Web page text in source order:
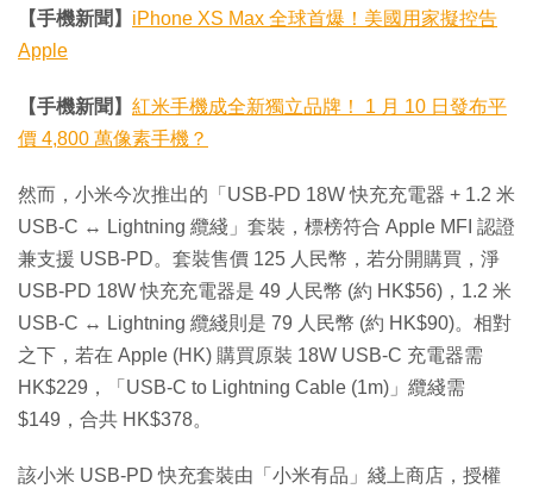
【手機新聞】 iPhone XS Max 全球首爆！美國用家擬控告
Apple
【手機新聞】 紅米手機成全新獨立品牌！ 1 月 10 日發布平
價 4,800 萬像素手機？
然而，小米今次推出的「USB-PD 18W 快充充電器 + 1.2 米
USB-C ↔ Lightning 纜綫」套裝，標榜符合 Apple MFI 認證
兼支援 USB-PD。套裝售價 125 人民幣，若分開購買，淨
USB-PD 18W 快充充電器是 49 人民幣 (約 HK$56)，1.2 米
USB-C ↔ Lightning 纜綫則是 79 人民幣 (約 HK$90)。相對
之下，若在 Apple (HK) 購買原裝 18W USB-C 充電器需
HK$229，「USB-C to Lightning Cable (1m)」纜綫需
$149，合共 HK$378。
該小米 USB-PD 快充套裝由「小米有品」綫上商店，授權